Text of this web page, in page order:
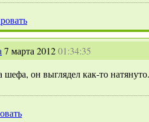
7 марта 201201:34:35
шефа, он выглядел как-то натянуто.